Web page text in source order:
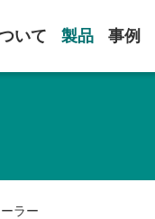
いて 製品 事例
ラー